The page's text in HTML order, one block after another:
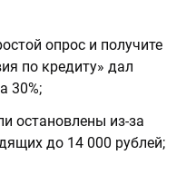
опрос и получите
по кредиту» дал
30%;
остановлены из-за
до 14 000 рублей;